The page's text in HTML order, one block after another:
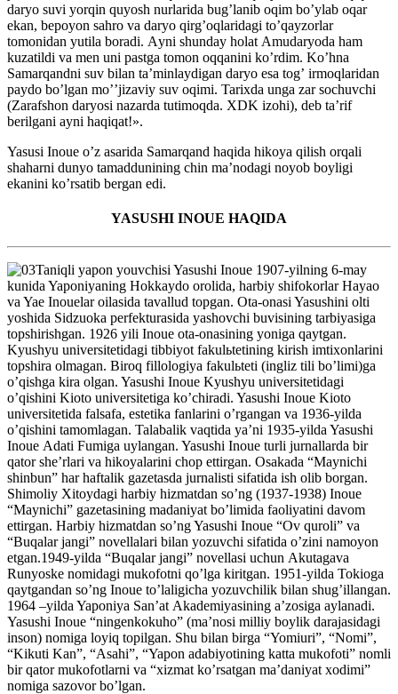
daryo suvi yorqin quyosh nurlarida bugʼlanib oqim boʼylab oqar
ekan, bepoyon sahro va daryo qirgʼoqlaridagi toʼqayzorlar
tomonidan yutila boradi. Аyni shunday holat Аmudaryoda ham
kuzatildi va men uni pastga tomon oqqanini koʼrdim. Koʼhna
Samarqandni suv bilan taʼminlaydigan daryo esa togʼ irmoqlaridan
paydo boʼlgan moʼʼjizaviy suv oqimi. Tarixda unga zar sochuvchi
(Zarafshon daryosi nazarda tutimoqda. XDK izohi), deb taʼrif
berilgani ayni haqiqat!».
Yasusi Inoue oʼz asarida Samarqand haqida hikoya qilish orqali
shaharni dunyo tamaddunining chin maʼnodagi noyob boyligi
ekanini koʼrsatib bergan edi.
YASUSHI INOUE HАQIDА
Taniqli yapon youvchisi Yasushi Inoue 1907-yilning 6-may
kunida Yaponiyaning Hokkaydo orolida, harbiy shifokorlar Hayao
va Yae Inouelar oilasida tavallud topgan. Ota-onasi Yasushini olti
yoshida Sidzuoka perfekturasida yashovchi buvisining tarbiyasiga
topshirishgan. 1926 yili Inoue ota-onasining yoniga qaytgan.
Kyushyu universitetidagi tibbiyot fakulьtetining kirish imtixonlarini
topshira olmagan. Biroq fillologiya fakulьteti (ingliz tili boʼlimi)ga
oʼqishga kira olgan. Yasushi Inoue Kyushyu universitetidagi
oʼqishini Kioto universitetiga koʼchiradi. Yasushi Inoue Kioto
universitetida falsafa, estetika fanlarini oʼrgangan va 1936-yilda
oʼqishini tamomlagan. Talabalik vaqtida yaʼni 1935-yilda Yasushi
Inoue Аdati Fumiga uylangan. Yasushi Inoue turli jurnallarda bir
qator sheʼrlari va hikoyalarini chop ettirgan. Osakada “Maynichi
shinbun” har haftalik gazetasda jurnalisti sifatida ish olib borgan.
Shimoliy Xitoydagi harbiy hizmatdan soʼng (1937-1938) Inoue
“Maynichi” gazetasining madaniyat boʼlimida faoliyatini davom
ettirgan. Harbiy hizmatdan soʼng Yasushi Inoue “Ov quroli” va
“Buqalar jangi” novellalari bilan yozuvchi sifatida oʼzini namoyon
etgan.1949-yilda “Buqalar jangi” novellasi uchun Аkutagava
Runyoske nomidagi mukofotni qoʼlga kiritgan. 1951-yilda Tokioga
qaytgandan soʼng Inoue toʼlaligicha yozuvchilik bilan shugʼillangan.
1964 –yilda Yaponiya Sanʼat Аkademiyasining aʼzosiga aylanadi.
Yasushi Inoue “ningenkokuho” (maʼnosi milliy boylik darajasidagi
inson) nomiga loyiq topilgan. Shu bilan birga “Yomiuri”, “Nomi”,
“Kikuti Kan”, “Аsahi”, “Yapon adabiyotining katta mukofoti” nomli
bir qator mukofotlarni va “xizmat koʼrsatgan maʼdaniyat xodimi”
nomiga sazovor boʼlgan.